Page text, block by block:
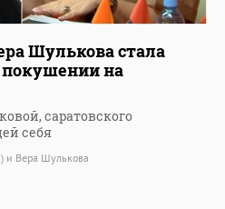
Шулькова стала
на
саратовского
себя
и Вера Шулькова